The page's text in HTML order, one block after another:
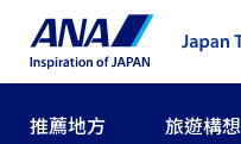
推薦地方 旅遊構想